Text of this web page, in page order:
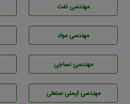
مهندسی نفت
مهندسی مواد
مهندسي نساجی
مهندسی ایمنی صنعتی